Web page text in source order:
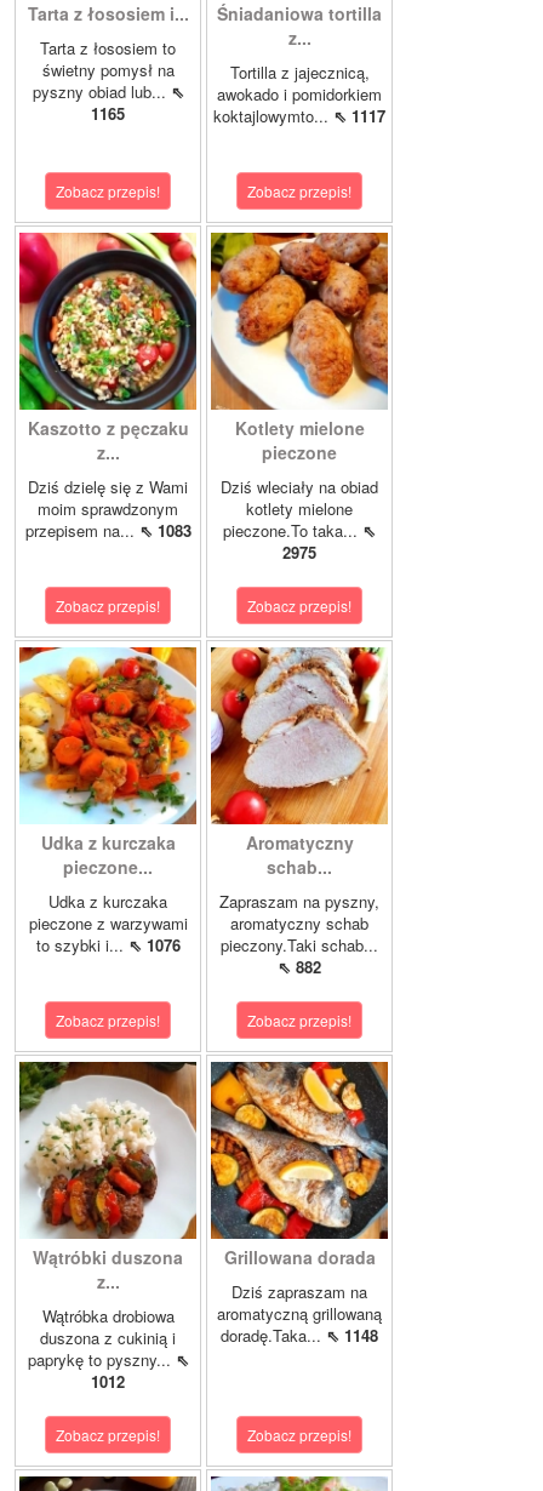
Tarta z łososiem i...
Tarta z łososiem to
świetny pomysł na
pyszny obiad lub... ⇖
1165
Zobacz przepis!
Śniadaniowa tortilla
z...
Tortilla z jajecznicą,
awokado i pomidorkiem
koktajlowymto... ⇖ 1117
Zobacz przepis!
Kaszotto z pęczaku
z...
Dziś dzielę się z Wami
moim sprawdzonym
przepisem na... ⇖ 1083
Zobacz przepis!
Kotlety mielone
pieczone
Dziś wleciały na obiad
kotlety mielone
pieczone.To taka... ⇖
2975
Zobacz przepis!
Udka z kurczaka
pieczone...
Udka z kurczaka
pieczone z warzywami
to szybki i... ⇖ 1076
Zobacz przepis!
Aromatyczny
schab...
Zapraszam na pyszny,
aromatyczny schab
pieczony.Taki schab...
⇖ 882
Zobacz przepis!
Wątróbki duszona
z...
Wątróbka drobiowa
duszona z cukinią i
paprykę to pyszny... ⇖
1012
Zobacz przepis!
Grillowana dorada
Dziś zapraszam na
aromatyczną grillowaną
doradę.Taka... ⇖ 1148
Zobacz przepis!